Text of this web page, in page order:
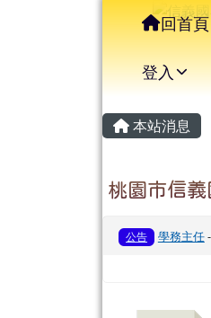
信義國小導覽列
回首頁
登入
主內容區
本站消息
桃園市信
公告 學務主任-
頁尾區域